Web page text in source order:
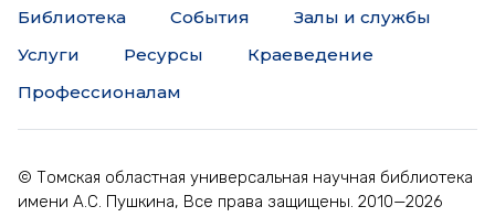
Библиотека События
Залы и службы
Услуги
Ресурсы
Краеведение
Профессионалам
© Томская областная универсальная научная библиотека
имени А.С. Пушкина, Все права защищены. 2010—2026